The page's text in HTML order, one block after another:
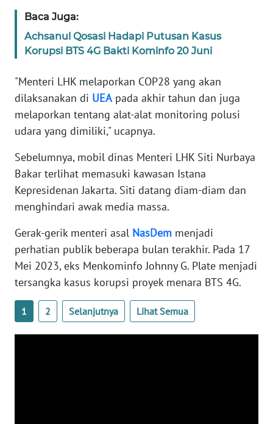
Baca Juga:
Achsanul Qosasi Hadapi Putusan Kasus
Korupsi BTS 4G Bakti Kominfo 20 Juni
"Menteri LHK melaporkan COP28 yang akan
dilaksanakan di UEApada akhir tahun dan juga
melaporkan tentang alat-alat monitoring polusi
udara yang dimiliki," ucapnya.
Sebelumnya, mobil dinas Menteri LHK Siti Nurbaya
Bakar terlihat memasuki kawasan Istana
Kepresidenan Jakarta. Siti datang diam-diam dan
menghindari awak media massa.
Gerak-gerik menteri asal NasDem menjadi
perhatian publik beberapa bulan terakhir. Pada 17
Mei 2023, eks Menkominfo Johnny G. Plate menjadi
tersangka kasus korupsi proyek menara BTS 4G.
1 2 Selanjutnya Lihat Semua
SUMUT
JAKARTA
WN
JABAR
WN
BANTEN
WN
WN
KEPRI
PAPUA